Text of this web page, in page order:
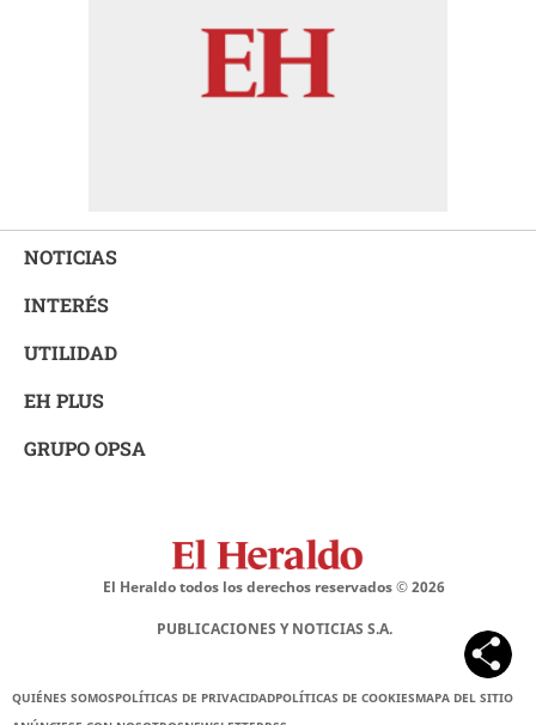
NOTICIAS
INTERÉS
UTILIDAD
EH PLUS
GRUPO OPSA
El Heraldo todos los derechos reservados ©2026
PUBLICACIONES Y NOTICIAS S.A.
QUIÉNES SOMOSPOLÍTICAS DE PRIVACIDADPOLÍTICAS DE COOKIESMAPA DEL SITIO